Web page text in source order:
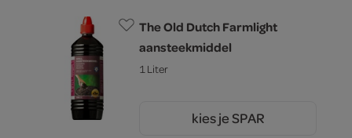
The Old Dutch Farmlight
aansteekmiddel
1 Liter
kies je SPAR